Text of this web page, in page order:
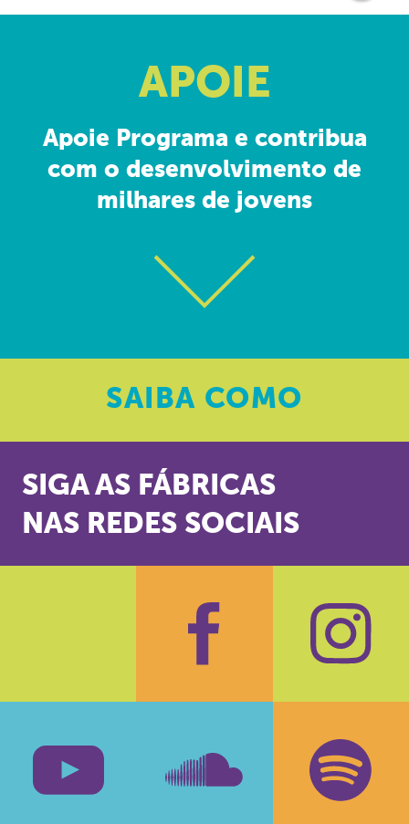
APOIE
Apoie Programa e contribua
com o desenvolvimento de
milhares de jovens
SAIBA COMO
SIGA AS FÁBRICAS
NAS REDES SOCIAIS
Facebook